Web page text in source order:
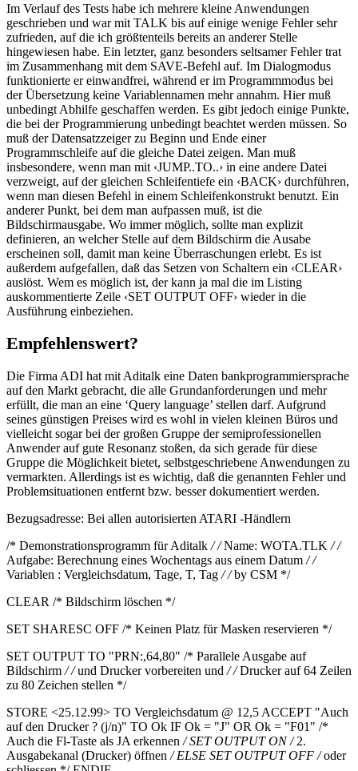
Im Verlauf des Tests habe ich mehrere kleine Anwendungen
geschrieben und war mit TALK bis auf einige wenige Fehler sehr
zufrieden, auf die ich größtenteils bereits an anderer Stelle
hingewiesen habe. Ein letzter, ganz besonders seltsamer Fehler trat
im Zusammenhang mit dem SAVE-Befehl auf. Im Dialogmodus
funktionierte er einwandfrei, während er im Programmmodus bei
der Übersetzung keine Variablennamen mehr annahm. Hier muß
unbedingt Abhilfe geschaffen werden. Es gibt jedoch einige Punkte,
die bei der Programmierung unbedingt beachtet werden müssen. So
muß der Datensatzzeiger zu Beginn und Ende einer
Programmschleife auf die gleiche Datei zeigen. Man muß
insbesondere, wenn man mit ‹JUMP..TO..› in eine andere Datei
verzweigt, auf der gleichen Schleifentiefe ein ‹BACK› durchführen,
wenn man diesen Befehl in einem Schleifenkonstrukt benutzt. Ein
anderer Punkt, bei dem man aufpassen muß, ist die
Bildschirmausgabe. Wo immer möglich, sollte man explizit
definieren, an welcher Stelle auf dem Bildschirm die Ausabe
erscheinen soll, damit man keine Überraschungen erlebt. Es ist
außerdem aufgefallen, daß das Setzen von Schaltern ein ‹CLEAR›
auslöst. Wem es möglich ist, der kann ja mal die im Listing
auskommentierte Zeile ‹SET OUTPUT OFF› wieder in die
Ausführung einbeziehen.
Empfehlenswert?
Die Firma ADI hat mit Aditalk eine Daten bankprogrammiersprache
auf den Markt gebracht, die alle Grundanforderungen und mehr
erfüllt, die man an eine ‘Query language’ stellen darf. Aufgrund
seines günstigen Preises wird es wohl in vielen kleinen Büros und
vielleicht sogar bei der großen Gruppe der semiprofessionellen
Anwender auf gute Resonanz stoßen, da sich gerade für diese
Gruppe die Möglichkeit bietet, selbstgeschriebene Anwendungen zu
vermarkten. Allerdings ist es wichtig, daß die genannten Fehler und
Problemsituationen entfernt bzw. besser dokumentiert werden.
Bezugsadresse: Bei allen autorisierten ATARI -Händlern
/* Demonstrationsprogramm für Aditalk / /Name: WOTA.TLK / /
Aufgabe: Berechnung eines Wochentags aus einem Datum / /
Variablen : Vergleichsdatum, Tage, T, Tag / /by CSM */
CLEAR /* Bildschirm löschen */
SET SHARESC OFF /* Keinen Platz für Masken reservieren */
SET OUTPUT TO "PRN:,64,80" /* Parallele Ausgabe auf
Bildschirm / /und Drucker vorbereiten und / /Drucker auf 64 Zeilen
zu 80 Zeichen stellen */
STORE <25.12.99> TO Vergleichsdatum @ 12,5 ACCEPT "Auch
auf den Drucker ? (j/n)" TO Ok IF Ok = "J" OR Ok = "F01" /*
Auch die Fl-Taste als JA erkennen / SET OUTPUT ON /2.
Ausgabekanal (Drucker) öffnen / ELSE SET OUTPUT OFF /oder